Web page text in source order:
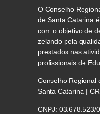
O Conselho
de Santa Catarina
com o objetivo de
zelando pela
prestados nas
profissionais de
Conselho Regional
Santa Catarina |
CNPJ: 03.678.523/